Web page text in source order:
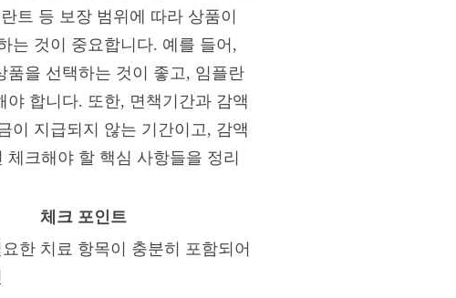
트 등 보장 범위에 따라 상품이
는 것이 중요합니다. 예를 들어,
을 선택하는 것이 좋고, 임플란
합니다. 또한, 면책기간과 감액
이 지급되지 않는 기간이고, 감액
크해야 할 핵심 사항들을 정리
체크 포인트
한 치료 항목이 충분히 포함되어